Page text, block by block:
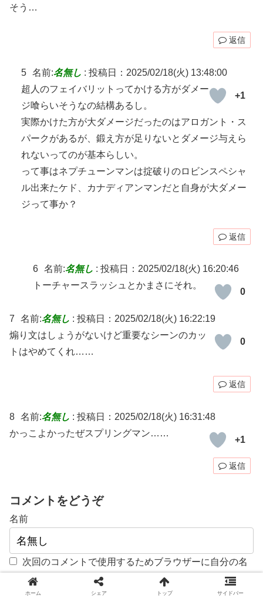
そう…
返信
5 名前:名無し : 投稿日：2025/02/18(火) 13:48:00
+1
超人のフェイバリットってかける方がダメー
ジ喰らいそうなの結構あるし。
実際かけた方が大ダメージだったのはアロガント・ス
パークがあるが、鍛え方が足りないとダメージ与えら
れないってのが基本らしい。
って事はネプチューンマンは掟破りのロビンスペシャ
ル出来たケド、カナディアンマンだと自身が大ダメー
ジって事か？
返信
6 名前:名無し : 投稿日：2025/02/18(火) 16:20:46
0
トーチャースラッシュとかまさにそれ。
7 名前:名無し : 投稿日：2025/02/18(火) 16:22:19
0
煽り文はしょうがないけど重要なシーンのカッ
トはやめてくれ……
返信
8 名前:名無し : 投稿日：2025/02/18(火) 16:31:48
+1
かっこよかったぜスプリングマン……
返信
コメントをどうぞ
名前
次回のコメントで使用するためブラウザーに自分の名
前、メールアドレス、サイトを保存する。
ホーム シェア トップ サイドバー